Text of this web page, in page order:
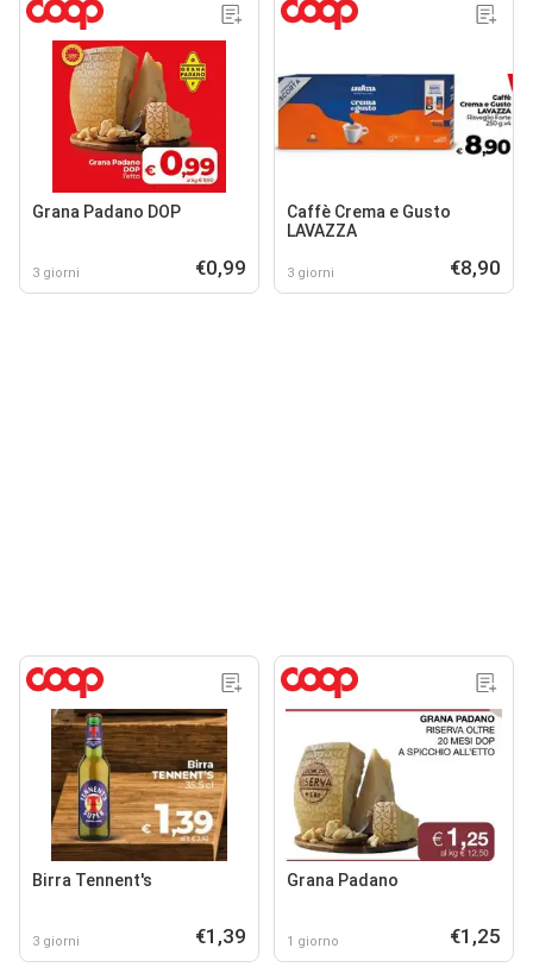
Grana Padano DOP
3 giorni €0,99
Caffè Crema e Gusto
LAVAZZA
3 giorni €8,90
Birra Tennent's
3 giorni €1,39
Grana Padano
1 giorno €1,25